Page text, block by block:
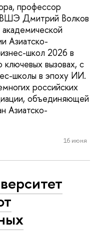
профессор
Дмитрий Волков
Азиатско-
школ 2026 в
вызовах, с
школы в эпоху ИИ.
российских
объединяющей
Азиатско-
16 июня